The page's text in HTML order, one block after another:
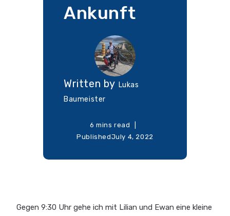
Ankunft
Written by Lukas
Baumeister
6 mins read
PublishedJuly 4, 2022
Gegen 9:30 Uhr gehe ich mit Lilian und Ewan eine kleine